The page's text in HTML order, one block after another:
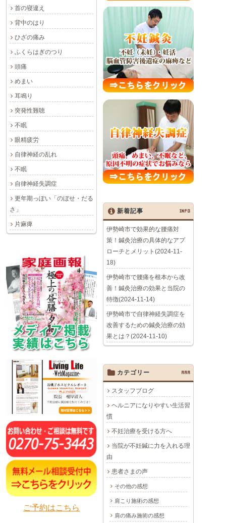
首の寝違え
背中のはり
ひざの痛み
ふくらはぎのつり
頭痛
めまい
耳鳴り
突発性難聴
不眠
眼精疲労
自律神経の乱れ
不眠
自律神経失調症
更年期っぽい「のぼせ・だる
さ」
片麻痺
新着記事 INFO
伊勢崎市で効果的な腰痛対
策！鍼灸治療の具体的なアプ
ローチとメリット(2024-11-
18)
伊勢崎市で腰痛を根本から改
善！鍼灸治療の効果と当院の
特徴(2024-11-14)
伊勢崎市で自律神経失調症を
改善するための鍼灸治療の効
果とは？(2024-11-10)
ご予約はこちら
カテゴリー AAA
スタッフブログ
ヘルニアになりやすい生活習
慣
不妊治療を受ける方へ
当院が不妊鍼に力を入れる理
由
患者さまの声
その他の感想
肩こり施術の感想
肩の痛み施術の感想